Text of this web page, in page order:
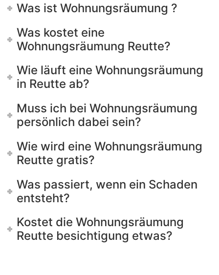
Was ist Wohnungsräumung ?
Was kostet eine
Wohnungsräumung Reutte?
Wie läuft eine Wohnungsräumung
in Reutte ab?
Muss ich bei Wohnungsräumung
persönlich dabei sein?
Wie wird eine Wohnungsräumung
Reutte gratis?
Was passiert, wenn ein Schaden
entsteht?
Kostet die Wohnungsräumung
Reutte besichtigung etwas?